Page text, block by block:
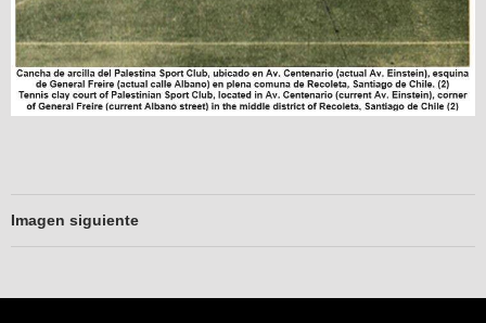
Imagen siguiente